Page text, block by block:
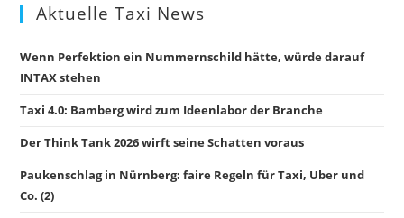
Aktuelle Taxi News
Wenn Perfektion ein Nummernschild hätte, würde darauf
INTAX stehen
Taxi 4.0: Bamberg wird zum Ideenlabor der Branche
Der Think Tank 2026 wirft seine Schatten voraus
Paukenschlag in Nürnberg: faire Regeln für Taxi, Uber und
Co. (2)